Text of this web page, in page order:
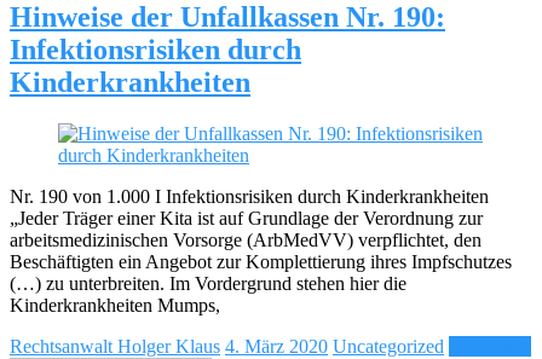
Hinweise der Unfallkassen Nr. 190:
Infektionsrisiken durch
Kinderkrankheiten
Nr. 190 von 1.000 I Infektionsrisiken durch Kinderkrankheiten
„Jeder Träger einer Kita ist auf Grundlage der Verordnung zur
arbeitsmedizinischen Vorsorge (ArbMedVV) verpflichtet, den
Beschäftigten ein Angebot zur Komplettierung ihres Impfschutzes
(…) zu unterbreiten. Im Vordergrund stehen hier die
Kinderkrankheiten Mumps,
Rechtsanwalt Holger Klaus 4. März 2020 Uncategorized